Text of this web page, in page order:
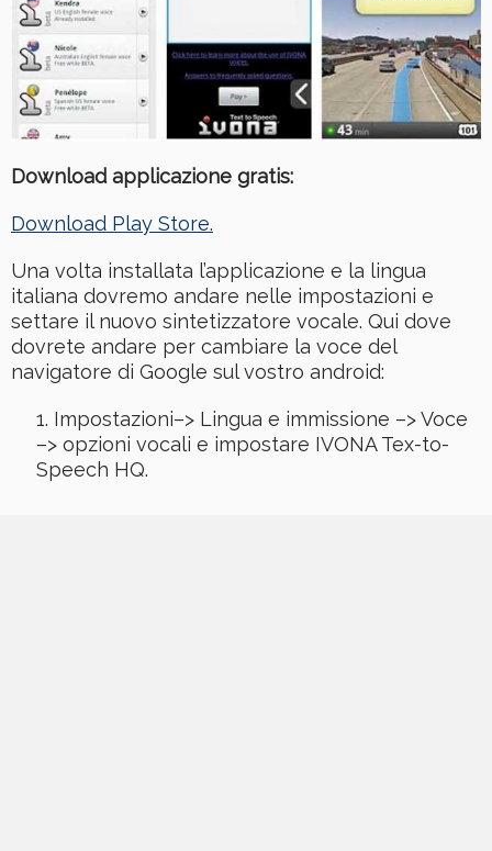
Download applicazione gratis:
Download Play Store.
Una volta installata l’applicazione e la lingua
italiana dovremo andare nelle impostazioni e
settare il nuovo sintetizzatore vocale. Qui dove
dovrete andare per cambiare la voce del
navigatore di Google sul vostro android:
Impostazioni–> Lingua e immissione –> Voce
–> opzioni vocali e impostare IVONA Tex-to-
Speech HQ.